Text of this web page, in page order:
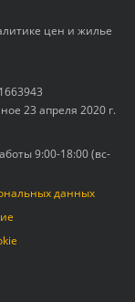
цен и жилье
23 апреля 2020 г.
9:00-18:00 (вс-
данных